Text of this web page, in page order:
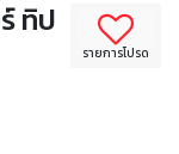
รายการโปรด
ทิป